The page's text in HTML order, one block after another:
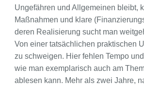
Ungefähren und Allgemeinen bleibt,
Maßnahmen und klare
deren Realisierung sucht man
Von einer tatsächlichen praktischen
zu schweigen. Hier fehlen Tempo
wie man exemplarisch auch am
ablesen kann. Mehr als zwei Jahre,